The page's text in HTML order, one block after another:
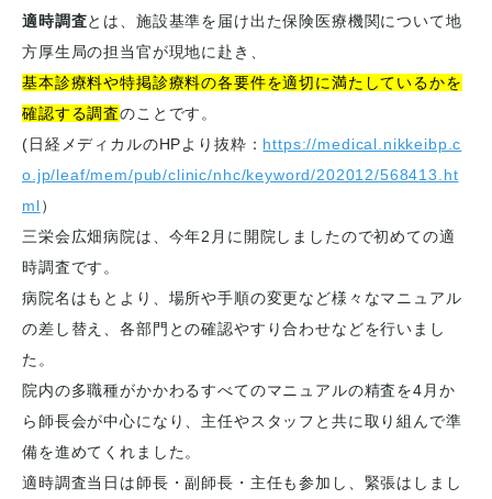
適時調査とは、施設基準を届け出た保険医療機関について地
方厚生局の担当官が現地に赴き、
基本診療料や特掲診療料の各要件を適切に満たしているかを
確認する調査のことです。
(日経メディカルのHPより抜粋： https://medical.nikkeibp.c
o.jp/leaf/mem/pub/clinic/nhc/keyword/202012/568413.ht
ml）
三栄会広畑病院は、今年2月に開院しましたので初めての適
時調査です。
病院名はもとより、場所や手順の変更など様々なマニュアル
の差し替え、各部門との確認やすり合わせなどを行いまし
た。
院内の多職種がかかわるすべてのマニュアルの精査を4月か
ら師長会が中心になり、主任やスタッフと共に取り組んで準
備を進めてくれました。
適時調査当日は師長・副師長・主任も参加し、緊張はしまし